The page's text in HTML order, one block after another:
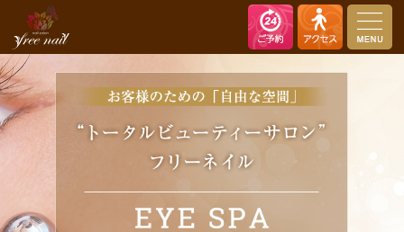
nail salon free nail（ネイルサロン フリーネイル）